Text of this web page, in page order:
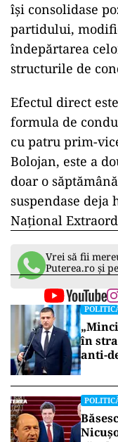
își consolidase
partidului,
îndepărtarea
structurile de
Efectul direct
formula de
cu patru prim-
Bolojan, este a
doar o
suspendase
Național
Vrei să fii
Puterea.ro și
în
anti-